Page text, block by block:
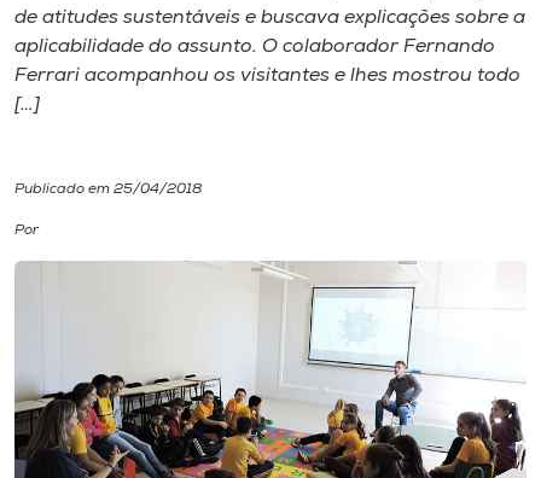
Diplomados
Cultura
CPA
Biblioteca
Rádio
Museu
de atitudes sustentáveis e buscava explicações sobre a
aplicabilidade do assunto. O colaborador Fernando
Ferrari acompanhou os visitantes e lhes mostrou todo
[…]
Publicado em 25/04/2018
Por